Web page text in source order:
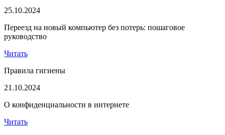
25.10.2024
Переезд на новый компьютер без потерь: пошаговое
руководство
Читать
Правила гигиены
21.10.2024
О конфиденциальности в интернете
Читать